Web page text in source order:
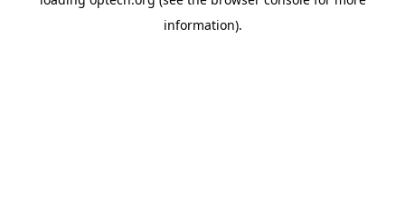
information).